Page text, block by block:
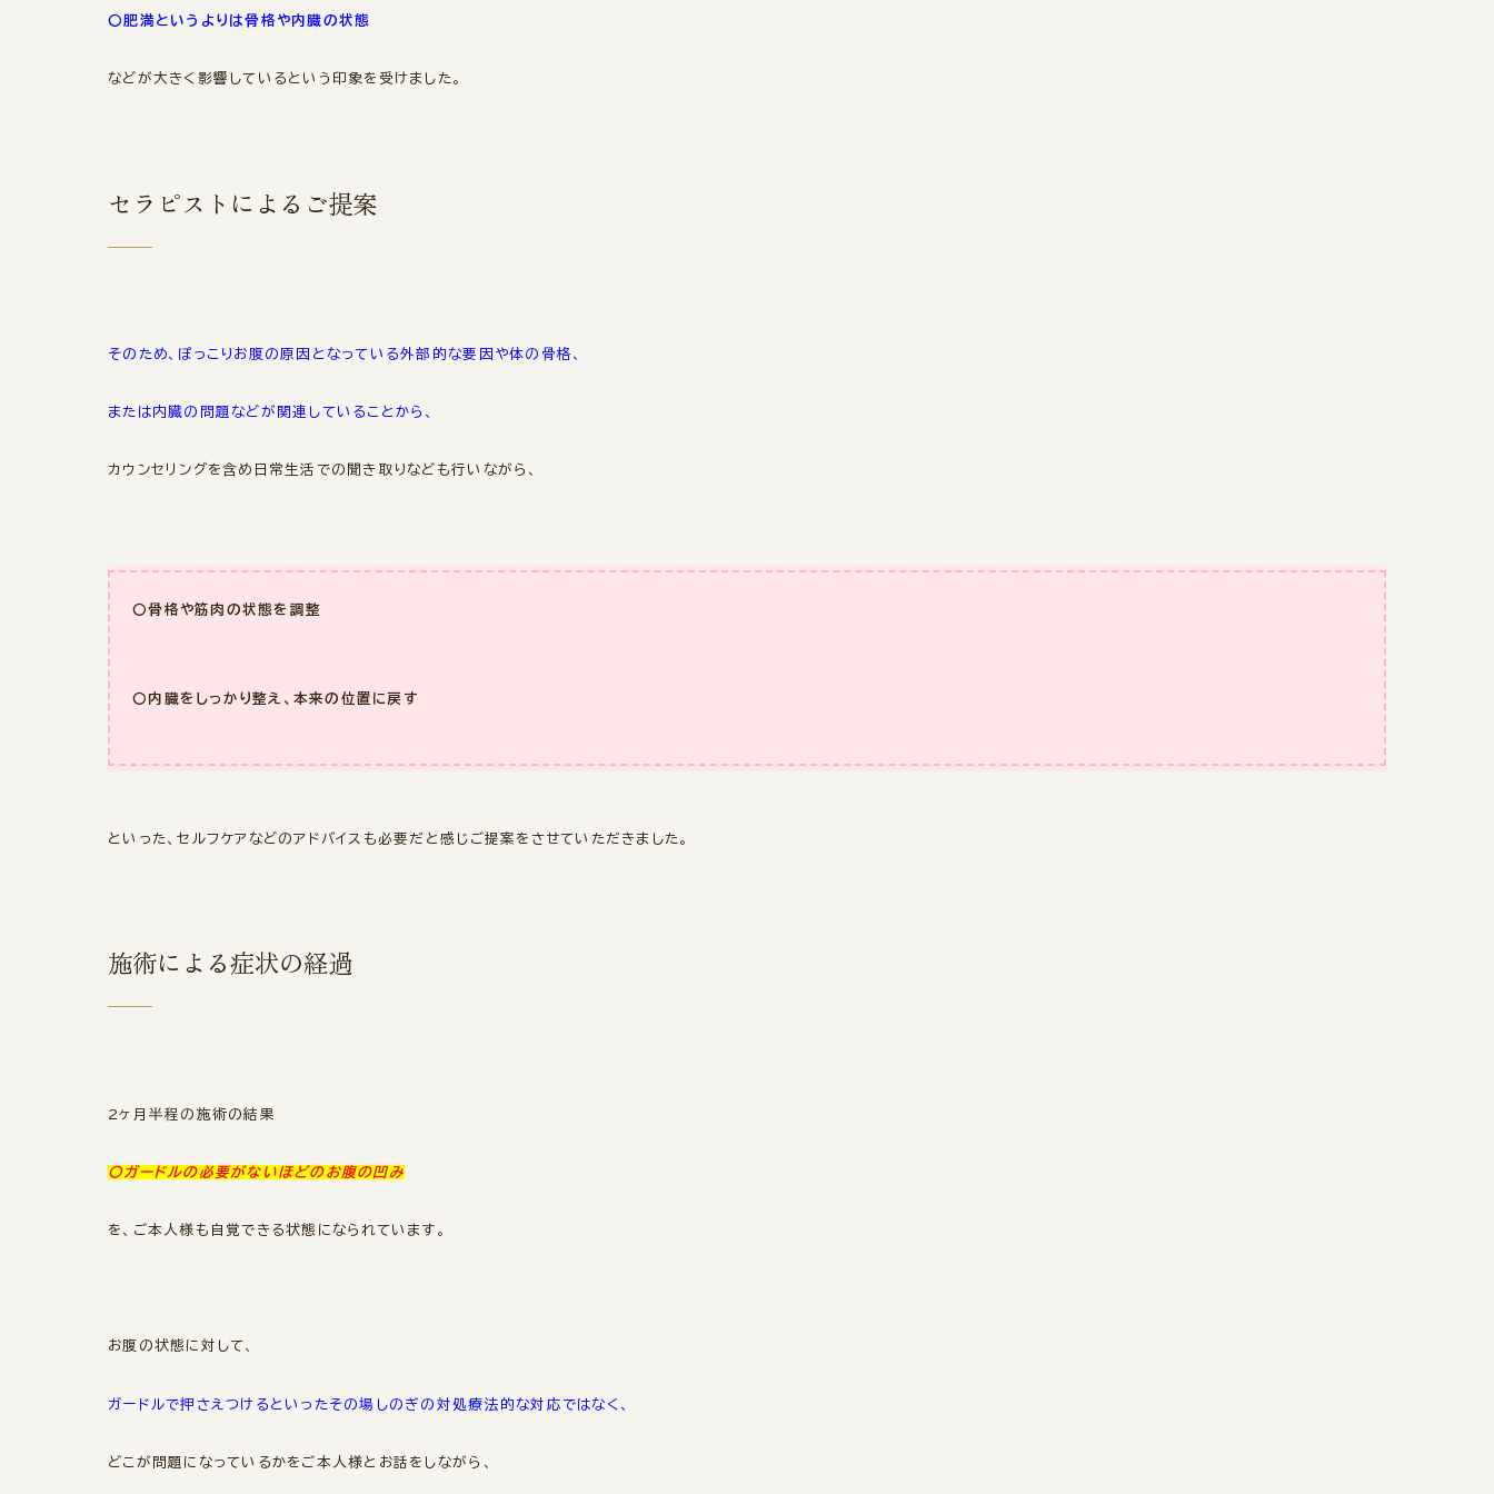
〇肥満というよりは骨格や内臓の状態
などが大きく影響しているという印象を受けました。
セラピストによるご提案
そのため、ぽっこりお腹の原因となっている外部的な要因や体の骨格、
または内臓の問題などが関連していることから、
カウンセリングを含め日常生活での聞き取りなども行いながら、
〇骨格や筋肉の状態を調整
〇内臓をしっかり整え、本来の位置に戻す
といった、セルフケアなどのアドバイスも必要だと感じご提案をさせていただきました。
施術による症状の経過
2ヶ月半程の施術の結果
〇ガードルの必要がないほどのお腹の凹み
を、ご本人様も自覚できる状態になられています。
お腹の状態に対して、
ガードルで押さえつけるといったその場しのぎの対処療法的な対応ではなく、
どこが問題になっているかをご本人様とお話をしながら、